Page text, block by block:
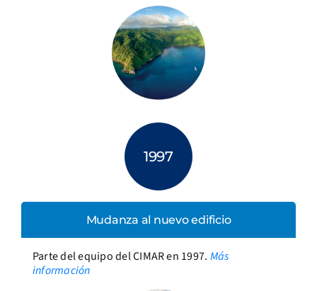
1997
Mudanza al nuevo edificio
Parte del equipo del CIMAR en 1997. Más
información